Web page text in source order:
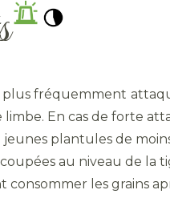
plus fréquemment
En cas de forte
plantules de
au niveau de la
les grains